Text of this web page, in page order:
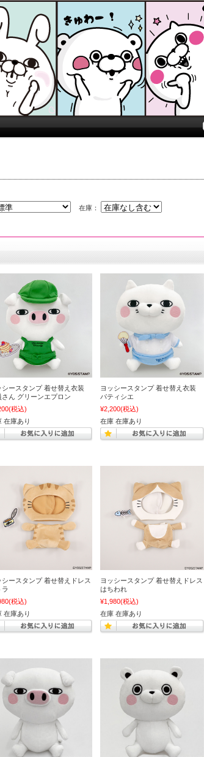
在庫：
シースタンプ 着せ替え衣装
さん グリーンエプロン
(税込)
在庫あり
ヨッシースタンプ 着せ替え衣装
パティシエ
¥2,200(税込)
在庫 在庫あり
シースタンプ 着せ替えドレス
ラ
(税込)
在庫あり
ヨッシースタンプ 着せ替えドレス
はちわれ
¥1,980(税込)
在庫 在庫あり